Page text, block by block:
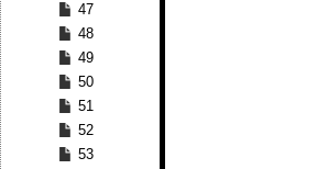
47
48
49
50
51
52
53